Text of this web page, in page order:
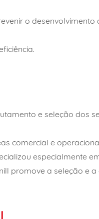
o desenvolvimento
e seleção dos
comercial e
especialmente
promove a seleção e